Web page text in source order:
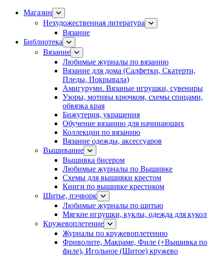
Магазин
Нехудожественная литература
Вязание
Библиотека
Вязание
Любимые журналы по вязанию
Вязание для дома (Салфетки, Скатерти,
Пледы, Покрывала)
Амигуруми. Вязаные игрушки, сувениры
Узоры, мотивы крючком, схемы спицами,
обвязка края
Бижутерия, украшения
Обучение вязанию для начинающих
Коллекции по вязанию
Вязание одежды, аксессуаров
Вышивание
Вышивка бисером
Любимые журналы по Вышивке
Схемы для вышивки крестом
Книги по вышивке крестиком
Шитье, пэчворк
Любимые журналы по шитью
Мягкие игрушки, куклы, одежда для кукол
Кружевоплетение
Журналы по кружевоплетению
Фриволите, Макраме, Филе (+Вышивка по
филе), Игольное (Шитое) кружево